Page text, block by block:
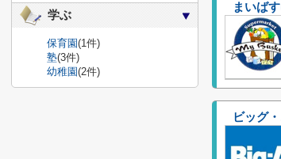
まいば
ビッグ
学ぶ
保育園(1件)
塾(3件)
幼稚園(2件)